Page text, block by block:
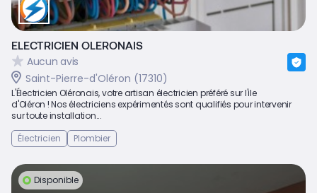
ELECTRICIEN OLERONAIS
Aucun avis
Saint-Pierre-d'Oléron (17310)
L'Électricien Oléronais, votre artisan électricien préféré sur l'ile
d'Oléron ! Nos électriciens expérimentés sont qualifiés pour intervenir
sur toute installation...
Électricien
Plombier
Disponible